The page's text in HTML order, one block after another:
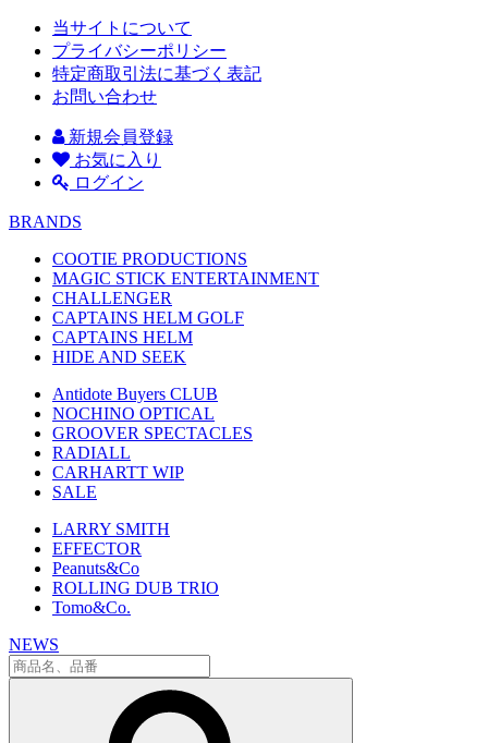
当サイトについて
プライバシーポリシー
特定商取引法に基づく表記
お問い合わせ
新規会員登録
お気に入り
ログイン
BRANDS
COOTIE PRODUCTIONS
MAGIC STICK ENTERTAINMENT
CHALLENGER
CAPTAINS HELM GOLF
CAPTAINS HELM
HIDE AND SEEK
Antidote Buyers CLUB
NOCHINO OPTICAL
GROOVER SPECTACLES
RADIALL
CARHARTT WIP
SALE
LARRY SMITH
EFFECTOR
Peanuts&Co
ROLLING DUB TRIO
Tomo&Co.
NEWS